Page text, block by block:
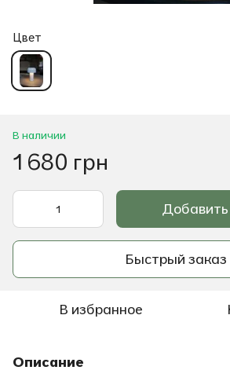
Цвет
В наличии
1 680 грн
Добавить
Быстрый заказ
В избранное
Описание